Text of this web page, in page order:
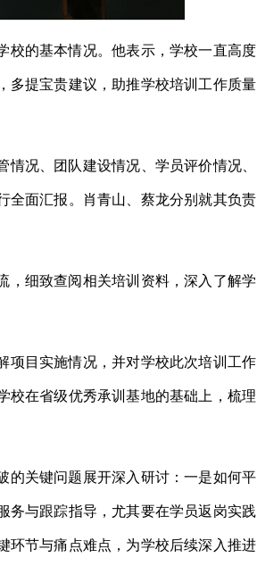
校的基本情况。他表示，学校一直高度
多提宝贵建议，助推学校培训工作质量
况、团队建设情况、学员评价情况、
全面汇报。肖青山、蔡龙分别就其负责
，细致查阅相关培训资料，深入了解学
项目实施情况，并对学校此次培训工作
校在省级优秀承训基地的基础上，梳理
的关键问题展开深入研讨：一是如何平
务与跟踪指导，尤其要在学员返岗实践
环节与痛点难点，为学校后续深入推进